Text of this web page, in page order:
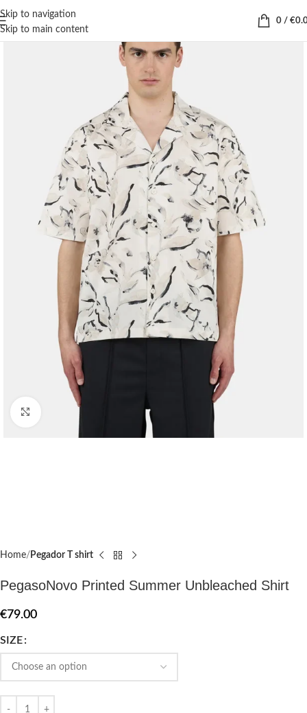
Skip to navigation
Skip to main content
0 / €
Click to enlarge
Home Pegador T shirt​
PegasoNovo Printed Summer Unbleached Shirt
€79.00
SIZE